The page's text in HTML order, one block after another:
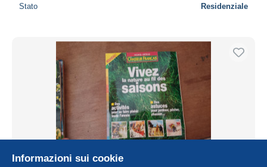
Stato Residenziale
Informazioni sui cookie